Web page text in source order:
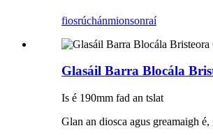
fiosrúchánmionsonraí
Glasáil Barra Blocála
Is é 190mm fad an tslat
Glan an diosca agus greamaigh